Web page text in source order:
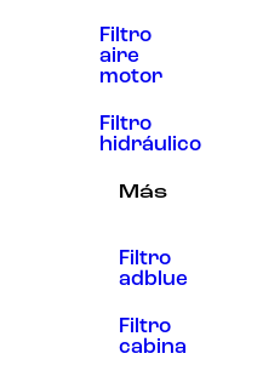
Filtro
aire
motor
Filtro
hidráulico
Más
Filtro
adblue
Filtro
cabina